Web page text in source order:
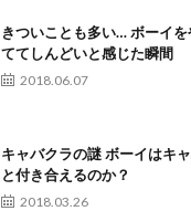
きついことも多い… ボーイを
ててしんどいと感じた瞬間
2018.06.07
キャバクラの謎 ボーイはキ
と付き合えるのか？
2018.03.26